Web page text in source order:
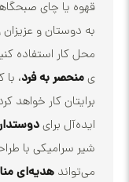
چای صبحگاهی خود،
و عزیزان و استفاده
استفاده کنید. با
به فرد، با کیفیت بالا
کار خواهد کرد. این ماگ
دوستداران
با طراحی منحصر به
هدیه‌ای مناسببرای